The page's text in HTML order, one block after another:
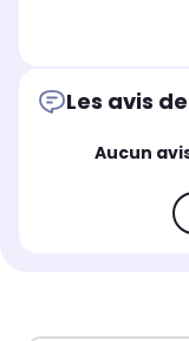
Les avis
Aucun